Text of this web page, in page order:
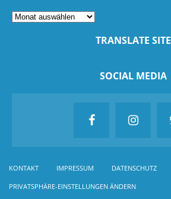
TRANSLATE SITE
SOCIAL MEDIA
KONTAKT IMPRESSUM DATENSCHUTZ
PRIVATSPHÄRE-EINSTELLUNGEN ÄNDERN